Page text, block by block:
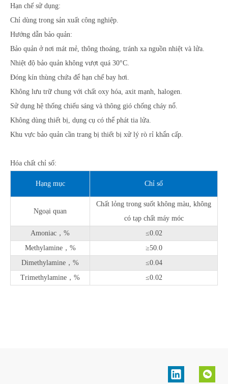
Hạn chế sử dụng:
Chỉ dùng trong sản xuất công nghiệp.
Hướng dẫn bảo quản:
Bảo quản ở nơi mát mẻ, thông thoáng, tránh xa nguồn nhiệt và lửa.
Nhiệt độ bảo quản không vượt quá 30°C.
Đóng kín thùng chứa để hạn chế bay hơi.
Không lưu trữ chung với chất oxy hóa, axit mạnh, halogen.
Sử dụng hệ thống chiếu sáng và thông gió chống cháy nổ.
Không dùng thiết bị, dụng cụ có thể phát tia lửa.
Khu vực bảo quản cần trang bị thiết bị xử lý rò rỉ khẩn cấp.
Hóa chất chỉ số:
Hạng mục Chỉ số
Ngoại quan
Chất lỏng trong suốt không màu, không
có tạp chất máy móc
Amoniac，%
≤0.02
Methylamine，%
≥50.0
Dimethylamine，%
≤0.04
Trimethylamine，%
≤0.02